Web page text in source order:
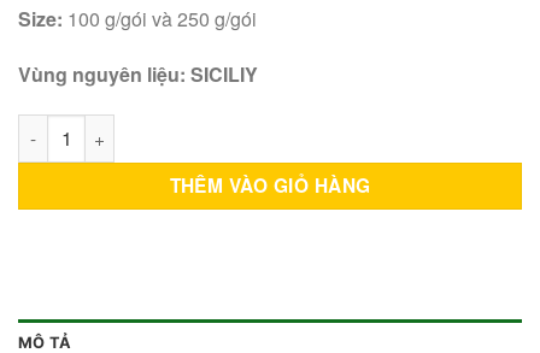
Size: 100 g/gói và 250 g/gói
Vùng nguyên liệu: SICILIY
THÊM VÀO GIỎ HÀNG
MÔ TẢ